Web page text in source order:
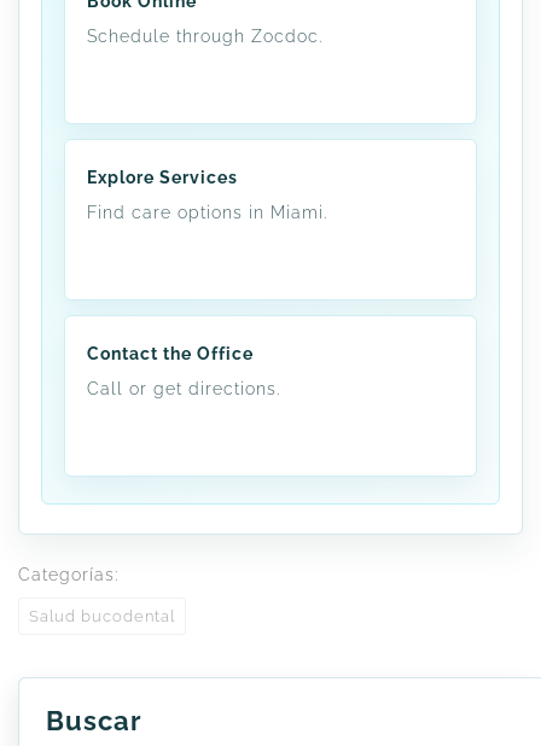
Schedule through Zocdoc.
Explore Services
Find care options in Miami.
Contact the Office
Call or get directions.
Categorías:
Salud bucodental
Buscar